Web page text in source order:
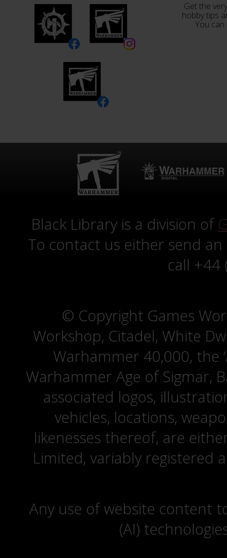
Get the
hobby tips
You
Black Library is a division of
To contact us either send
call +44
© Copyright Games
Workshop, Citadel, White
Warhammer 40,000, the
Warhammer Age of Sigmar,
associated logos,
vehicles, locations,
likenesses thereof, are
Limited, variably registered
Any use of website content
(AI)